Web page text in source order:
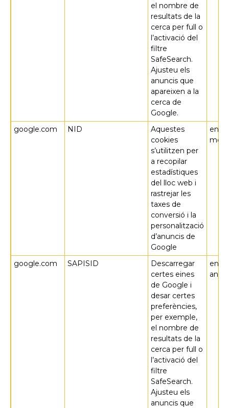
el nombre de
resultats de la
cerca per full o
l’activació del
filtre
SafeSearch.
Ajusteu els
anuncis que
apareixen a la
cerca de
Google.
google.com NID
Aquestes
cookies
s’utilitzen per
a recopilar
estadístiques
del lloc web i
rastrejar les
taxes de
conversió i la
personalització
d’anuncis de
Google
en 7
google.com SAPISID
Descarregar
certes eines
de Google i
desar certes
preferències,
per exemple,
el nombre de
resultats de la
cerca per full o
l’activació del
filtre
SafeSearch.
Ajusteu els
anuncis que
en 2
anys